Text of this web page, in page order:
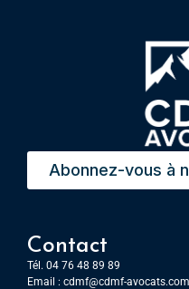
Abonnez-vous à
Contact
Tél. 04 76 48 89 89
Email : cdmf@cdmf-avocats.com